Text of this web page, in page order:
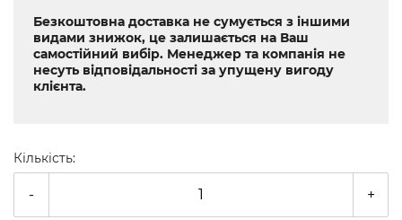
Безкоштовна доставка не сумується з іншими
видами знижок, це залишається на Ваш
самостійний вибір. Менеджер та компанія не
несуть відповідальності за упущену вигоду
клієнта.
Кількість:
- +